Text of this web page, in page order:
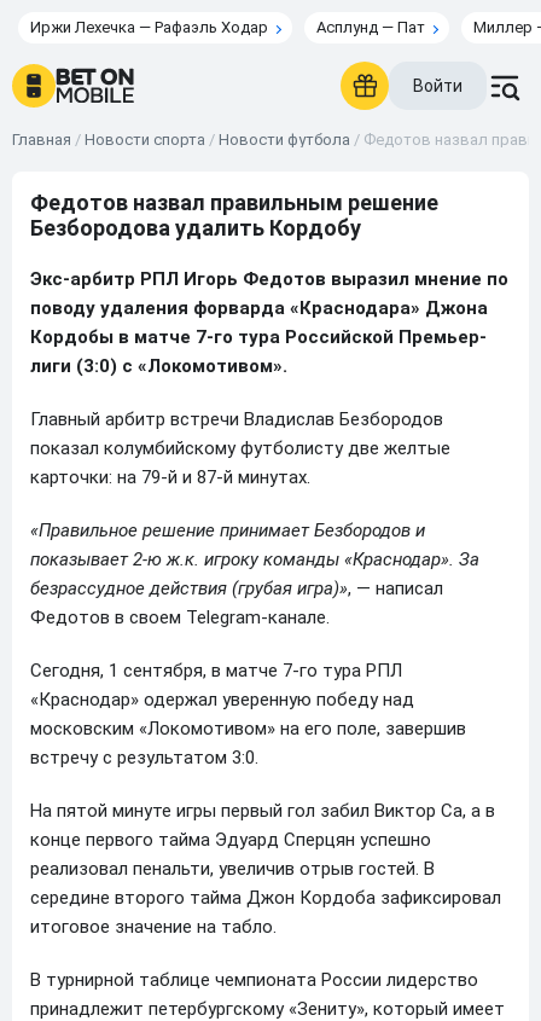
Иржи Лехечка — Рафаэль Ходар Асплунд — Пат Миллер
Войти
Главная / Новости спорта / Новости футбола / Федотов назвал
Федотов назвал правильным решение
Безбородова удалить Кордобу
Экс-арбитр РПЛ Игорь Федотов выразил мнение по
поводу удаления форварда «Краснодара» Джона
Кордобы в матче 7-го тура Российской Премьер-
лиги (3:0) с «Локомотивом».
Главный арбитр встречи Владислав Безбородов
показал колумбийскому футболисту две желтые
карточки: на 79‑й и 87‑й минутах.
«Правильное решение принимает Безбородов и
показывает 2-ю ж.к. игроку команды «Краснодар». За
безрассудное действия (грубая игра)», — написал
Федотов в своем Telegram-канале.
Сегодня, 1 сентября, в матче 7-го тура РПЛ
«Краснодар» одержал уверенную победу над
московским «Локомотивом» на его поле, завершив
встречу с результатом 3:0.
На пятой минуте игры первый гол забил Виктор Са, а в
конце первого тайма Эдуард Сперцян успешно
реализовал пенальти, увеличив отрыв гостей. В
середине второго тайма Джон Кордоба зафиксировал
итоговое значение на табло.
В турнирной таблице чемпионата России лидерство
принадлежит петербургскому «Зениту», который имеет